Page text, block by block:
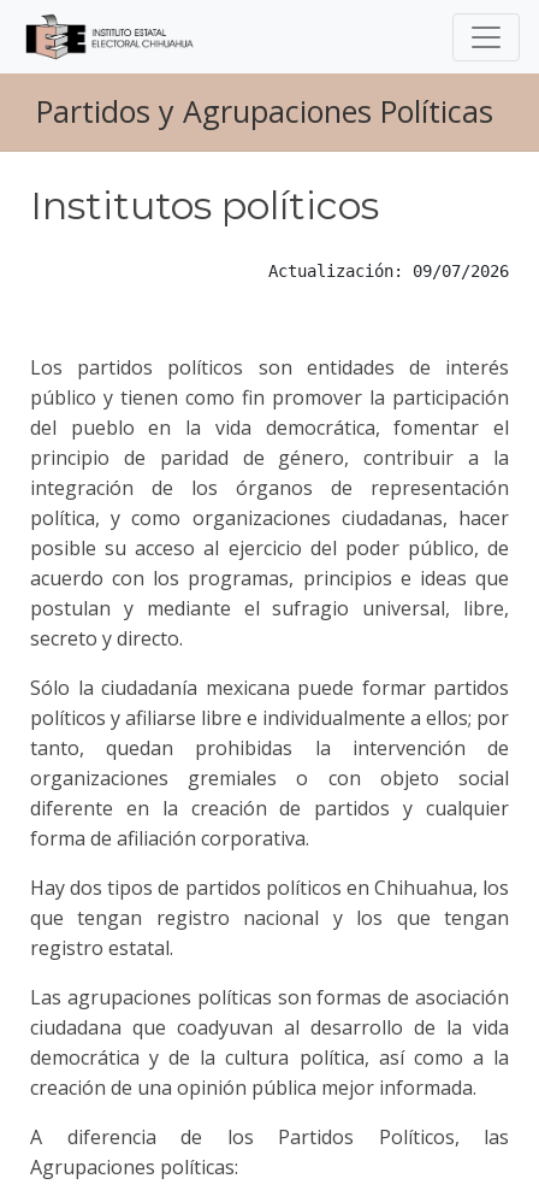
Partidos y Agrupaciones Políticas
Institutos políticos
Actualización: 09/07/2026
Los partidos políticos son entidades de interés
público y tienen como fin promover la participación
del pueblo en la vida democrática, fomentar el
principio de paridad de género, contribuir a la
integración de los órganos de representación
política, y como organizaciones ciudadanas, hacer
posible su acceso al ejercicio del poder público, de
acuerdo con los programas, principios e ideas que
postulan y mediante el sufragio universal, libre,
secreto y directo.
Sólo la ciudadanía mexicana puede formar partidos
políticos y afiliarse libre e individualmente a ellos; por
tanto, quedan prohibidas la intervención de
organizaciones gremiales o con objeto social
diferente en la creación de partidos y cualquier
forma de afiliación corporativa.
Hay dos tipos de partidos políticos en Chihuahua, los
que tengan registro nacional y los que tengan
registro estatal.
Las agrupaciones políticas son formas de asociación
ciudadana que coadyuvan al desarrollo de la vida
democrática y de la cultura política, así como a la
creación de una opinión pública mejor informada.
A diferencia de los Partidos Políticos, las
Agrupaciones políticas: